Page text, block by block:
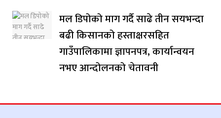
मल डिपोको माग गर्दै साढे तीन सयभन्दा
बढी किसानको हस्ताक्षरसहित
गाउँपालिकामा ज्ञापनपत्र, कार्यान्वयन
नभए आन्दोलनको चेतावनी